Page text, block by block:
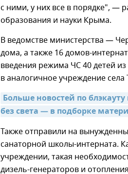
с ними, у них все в порядке", —
образования и науки Крыма.
В ведомстве министерства —
дома, а также 16 домов-
введения режима ЧС 40 детей
в аналогичное учреждение
Больше новостей по
без света — в подборке
Также отправили на
санаторной школы-интерната.
учреждении, такая
дизель-генераторов и